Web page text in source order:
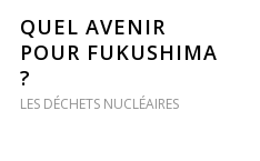
QUEL AVENIR
POUR FUKUSHIMA
?
LES DÉCHETS NUCLÉAIRES